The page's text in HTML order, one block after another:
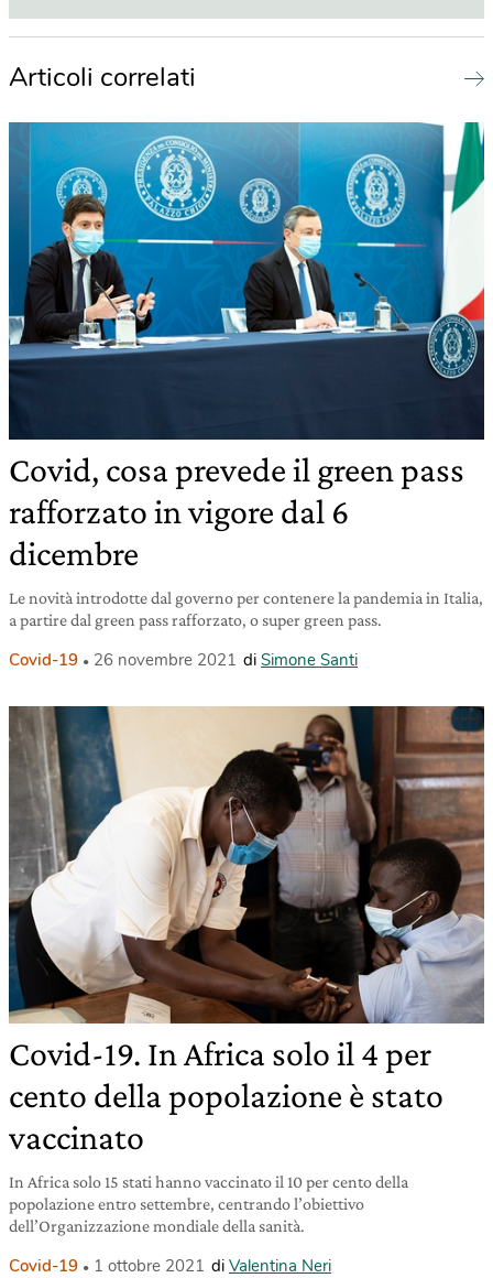
Articoli correlati
Covid, cosa prevede il green pass
rafforzato in vigore dal 6
dicembre
Le novità introdotte dal governo per contenere la pandemia in Italia,
a partire dal green pass rafforzato, o super green pass.
Covid-19 26 novembre 2021 di Simone Santi
Covid-19. In Africa solo il 4 per
cento della popolazione è stato
vaccinato
In Africa solo 15 stati hanno vaccinato il 10 per cento della
popolazione entro settembre, centrando l’obiettivo
dell’Organizzazione mondiale della sanità.
Covid-19 1 ottobre 2021 di Valentina Neri